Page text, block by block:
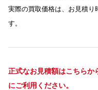
実際の買取価格は、お見積り
す。
正式なお見積額はこちらか
にご利用ください。